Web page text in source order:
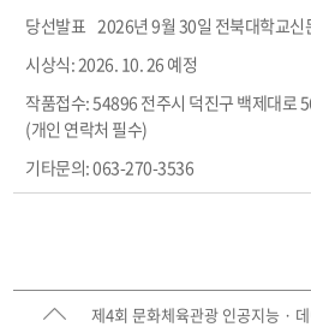
당선발표 2026년 9월 30일 전북대학교신
시상식: 2026. 10. 26 예정
작품접수: 54896 전주시 덕진구 백제대로
(개인 연락처 필수)
기타문의: 063-270-3536
제4회 문화체육관광 인공지능 ·